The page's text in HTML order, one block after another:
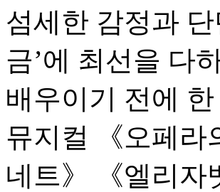
섬세한 감정과
금’에 최선을 다
배우이기 전에
뮤지컬 《오페라
네트》 《엘리자